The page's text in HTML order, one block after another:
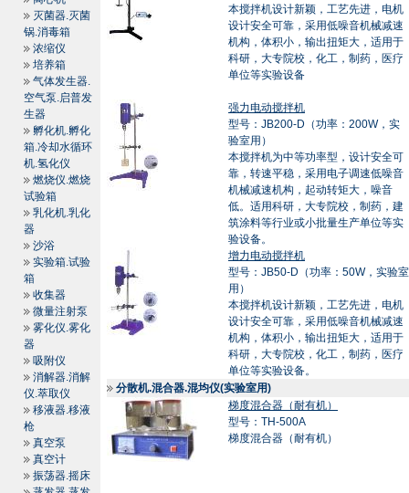
灭菌器.灭菌
锅.消毒箱
浓缩仪
培养箱
气体发生器.
空气泵.启普发
生器
孵化机.孵化
箱.冷却水循环
机.氢化仪
燃烧仪.燃烧
试验箱
乳化机.乳化
器
沙浴
实验箱.试验
箱
收集器
微量注射泵
雾化仪.雾化
器
吸附仪
消解器.消解
仪.萃取仪
移液器.移液
枪
真空泵
真空计
振荡器.摇床
本搅拌机设计新颖，工艺先进，电机
设计安全可靠，采用低噪音机械减速
机构，体积小，输出扭矩大，适用于
科研，大专院校，化工，制药，医疗
单位等实验设备
强力电动搅拌机
型号：JB200-D（功率：200W，实
验室用）
本搅拌机为中等功率型，设计安全可
靠，转速平稳，采用电子调速低噪音
机械减速机构，起动转矩大，噪音
低。适用科研，大专院校，制药，建
筑涂料等行业或小批量生产单位等实
验设备。
增力电动搅拌机
型号：JB50-D（功率：50W，实验室
用）
本搅拌机设计新颖，工艺先进，电机
设计安全可靠，采用低噪音机械减速
机构，体积小，输出扭矩大，适用于
科研，大专院校，化工，制药，医疗
单位等实验设备。
分散机.混合器.混均仪(实验室用)
梯度混合器（耐有机）
型号：TH-500A
梯度混合器（耐有机）